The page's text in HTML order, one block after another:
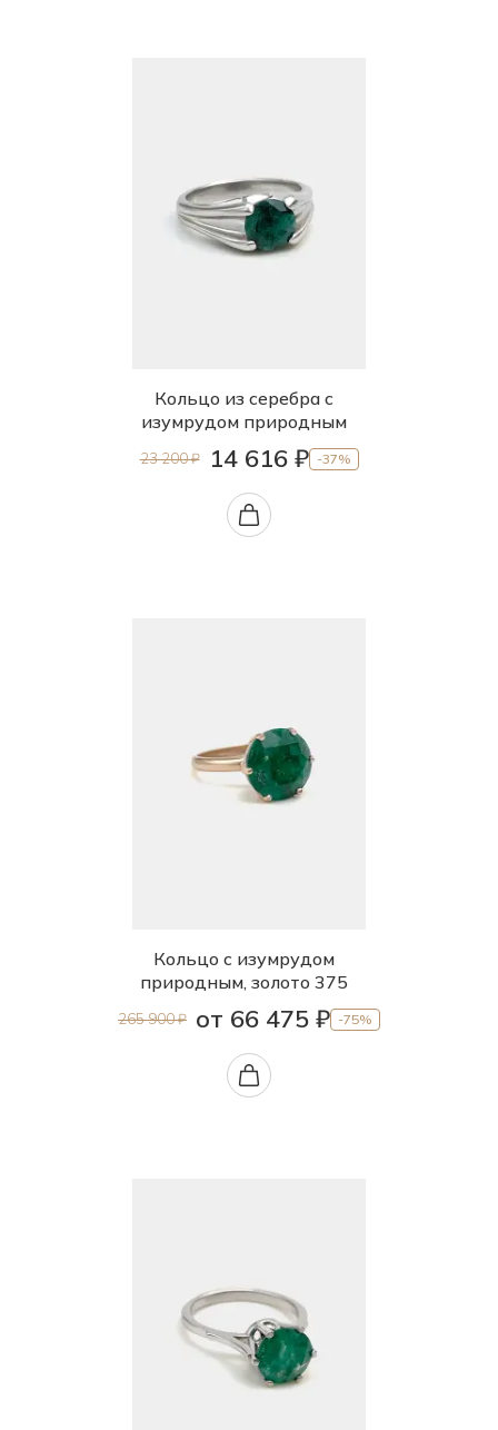
Кольцо из серебра с
изумрудом природным
23 200 ₽ 14 616 ₽ -37%
Кольцо с изумрудом
природным, золото 375
265 900 ₽ от 66 475 ₽ -75%